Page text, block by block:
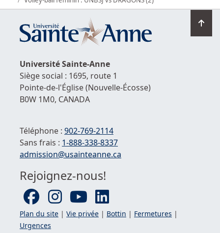
en
UniversitéSainte-Anne
Siège social : 1695, route 1
Pointe-de-l'Église(Nouvelle-Écosse)
B0W 1M0, CANADA
Téléphone : 902-769-2114
Sans frais : 1-888-338-8337
Courriel :
admission@usainteanne.ca
Rejoignez-nous!
Plan du site | Vie privée | Bottin | Fermetures |
Urgences